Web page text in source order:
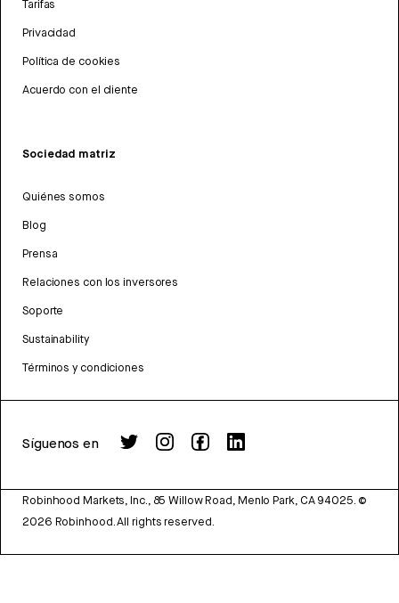
Tarifas
Privacidad
Política de cookies
Acuerdo con el cliente
Sociedad matriz
Quiénes somos
Blog
Prensa
Relaciones con los inversores
Soporte
Sustainability
Términos y condiciones
Síguenos en
Robinhood Markets, Inc., 85 Willow Road, Menlo Park, CA 94025. ©
2026 Robinhood. All rights reserved.